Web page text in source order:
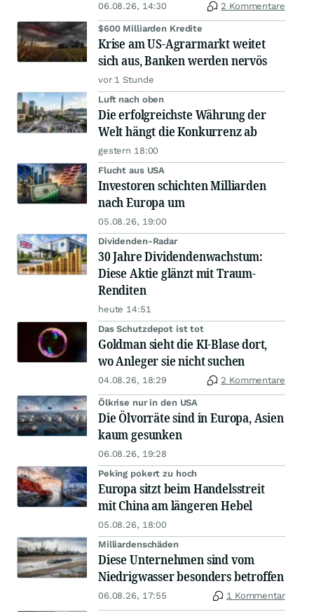
06.08.26, 14:30 2 Kommentare
$600 Milliarden Kredite
Krise am US-Agrarmarkt weitet
sich aus, Banken werden nervös
vor 1 Stunde
Luft nach oben
Die erfolgreichste Währung der
Welt hängt die Konkurrenz ab
gestern 18:00
Flucht aus USA
Investoren schichten Milliarden
nach Europa um
05.08.26, 19:00
Dividenden-Radar
30 Jahre Dividendenwachstum:
Diese Aktie glänzt mit Traum-
Renditen
heute 14:51
Das Schutzdepot ist tot
Goldman sieht die KI-Blase dort,
wo Anleger sie nicht suchen
04.08.26, 18:29 2 Kommentare
Ölkrise nur in den USA
Die Ölvorräte sind in Europa, Asien
kaum gesunken
06.08.26, 19:28
Peking pokert zu hoch
Europa sitzt beim Handelsstreit
mit China am längeren Hebel
05.08.26, 18:00
Milliardenschäden
Diese Unternehmen sind vom
Niedrigwasser besonders betroffen
06.08.26, 17:55 1 Kommentar